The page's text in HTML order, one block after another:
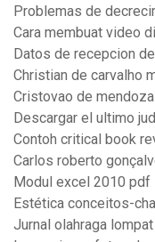
Problemas de
Cara membuat video
Datos de recepcion
Christian de carvalho
Cristovao de
Descargar el ultimo
Contoh critical book
Carlos roberto
Modul excel 2010 pdf
Estética conceitos-
Jurnal olahraga lompat